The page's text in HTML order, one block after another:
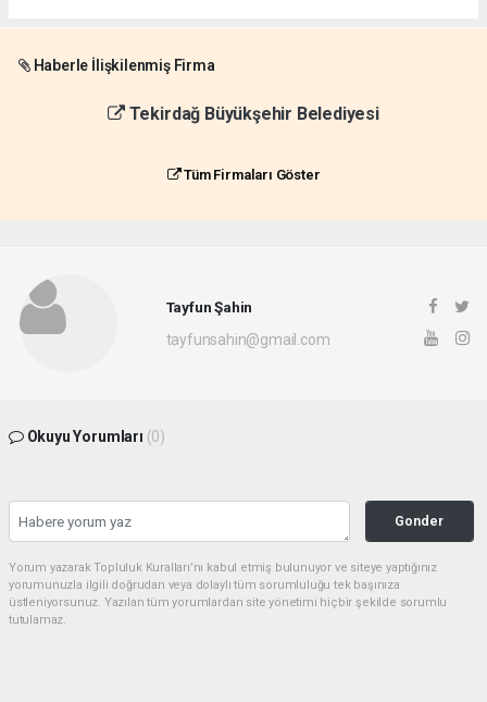
Haberle İlişkilenmiş Firma
Tekirdağ Büyükşehir Belediyesi
Tüm Firmaları Göster
Tayfun Şahin
tayfunsahin@gmail.com
Okuyu Yorumları (0)
Gonder
Yorum yazarak Topluluk Kuralları’nı kabul etmiş bulunuyor ve siteye yaptığınız
yorumunuzla ilgili doğrudan veya dolaylı tüm sorumluluğu tek başınıza
üstleniyorsunuz. Yazılan tüm yorumlardan site yönetimi hiçbir şekilde sorumlu
tutulamaz.